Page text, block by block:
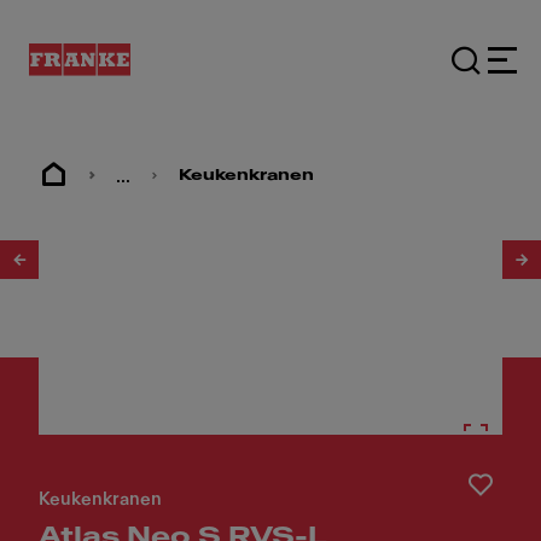
... Keukenkranen
Keukenkranen